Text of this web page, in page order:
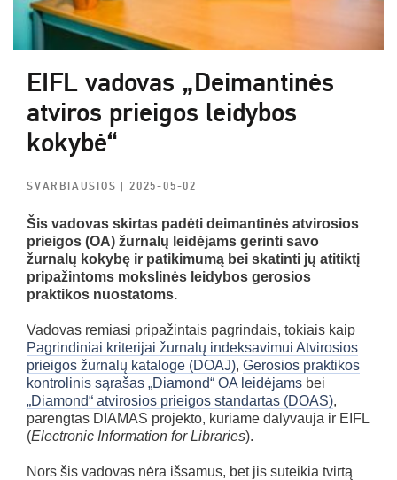
EIFL vadovas „Deimantinės
atviros prieigos leidybos
kokybė“
SVARBIAUSIOS | 2025-05-02
Šis vadovas skirtas padėti deimantinės atvirosios
prieigos (OA) žurnalų leidėjams gerinti savo
žurnalų kokybę ir patikimumą bei skatinti jų atitiktį
pripažintoms mokslinės leidybos gerosios
praktikos nuostatoms.
Vadovas remiasi pripažintais pagrindais, tokiais kaip
Pagrindiniai kriterijai žurnalų indeksavimui Atvirosios
prieigos žurnalų kataloge (DOAJ), Gerosios praktikos
kontrolinis sąrašas „Diamond“ OA leidėjams bei
„Diamond“ atvirosios prieigos standartas (DOAS),
parengtas DIAMAS projekto, kuriame dalyvauja ir EIFL
(Electronic Information for Libraries).
Nors šis vadovas nėra išsamus, bet jis suteikia tvirtą